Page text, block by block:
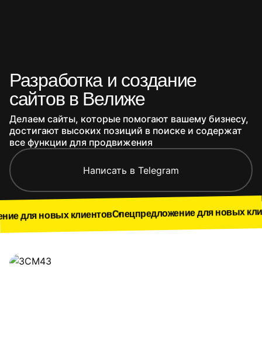
Разработка и создание
сайтов в Велиже
Делаем сайты, которые помогают вашему бизнесу,
достигают высоких позиций в поиске и содержат
все функции для продвижения
Написать в Telegram
клиентовСпецпредложение для новых клиентов
Наши работы